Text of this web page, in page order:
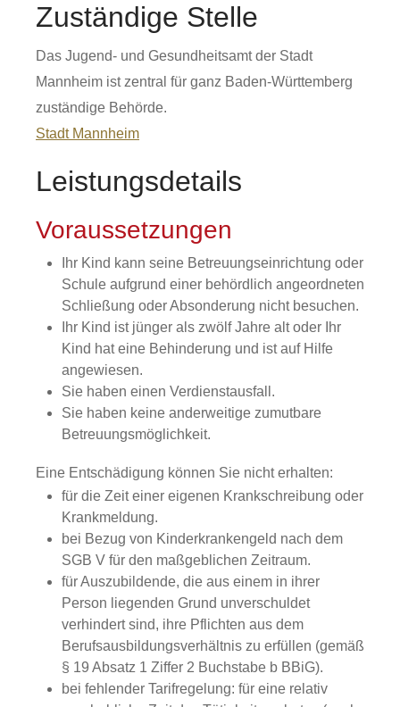
Zuständige Stelle
Das Jugend- und Gesundheitsamt der Stadt
Mannheim ist zentral für ganz Baden-Württemberg
zuständige Behörde.
Stadt Mannheim
Leistungsdetails
Voraussetzungen
Ihr Kind kann seine Betreuungseinrichtung oder
Schule aufgrund einer behördlich angeordneten
Schließung oder Absonderung nicht besuchen.
Ihr Kind ist jünger als zwölf Jahre alt oder Ihr
Kind hat eine Behinderung und ist auf Hilfe
angewiesen.
Sie haben einen Verdienstausfall.
Sie haben keine anderweitige zumutbare
Betreuungsmöglichkeit.
Eine Entschädigung können Sie nicht erhalten:
für die Zeit einer eigenen Krankschreibung oder
Krankmeldung.
bei Bezug von Kinderkrankengeld nach dem
SGB V für den maßgeblichen Zeitraum.
für Auszubildende, die aus einem in ihrer
Person liegenden Grund unverschuldet
verhindert sind, ihre Pflichten aus dem
Berufsausbildungsverhältnis zu erfüllen (gemäß
§ 19 Absatz 1 Ziffer 2 Buchstabe b BBiG).
bei fehlender Tarifregelung: für eine relativ